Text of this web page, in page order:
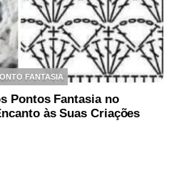
FANTASIA
Pontos Fantasia no
às Suas Criações